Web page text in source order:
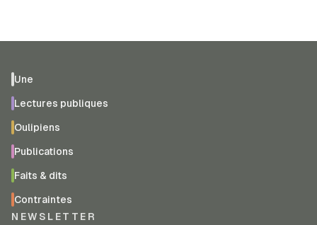
Une
Lectures publiques
Oulipiens
Publications
Faits & dits
Contraintes
NEWSLETTER